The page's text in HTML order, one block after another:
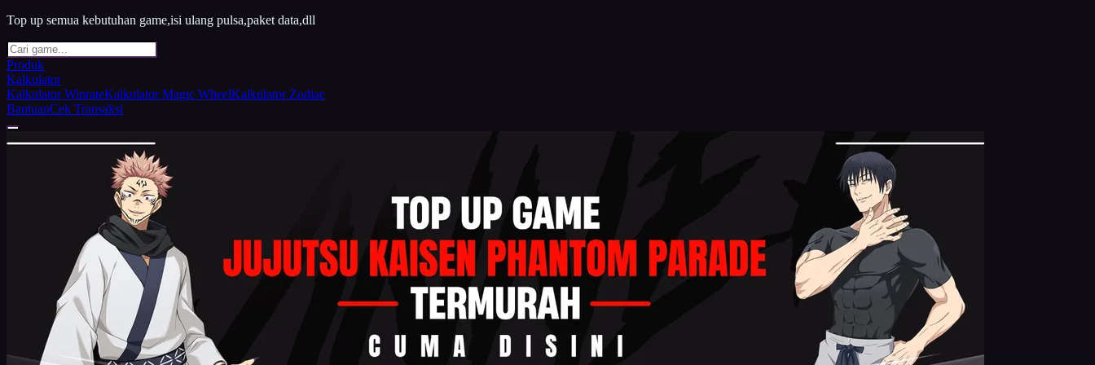
Top up semua kebutuhan game,isi ulang pulsa,paket data,dll
Produk
Kalkulator
Kalkulator WinrateKalkulator Magic WheelKalkulator Zodiac
BantuanCek Transaksi